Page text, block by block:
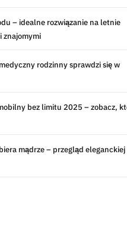
– idealne rozwiązanie na letnie
znajomymi
rodzinny sprawdzi się w
bez limitu 2025 – zobacz,
mądrze – przegląd eleganckiej